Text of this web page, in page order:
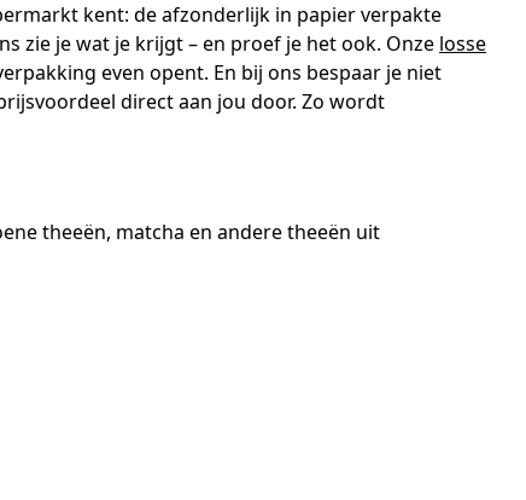
kent: de afzonderlijk in papier verpakte
zie je wat je krijgt – en proef je het ook. Onze losse
even opent. En bij ons bespaar je niet
direct aan jou door. Zo wordt
theeën, matcha en andere theeën uit